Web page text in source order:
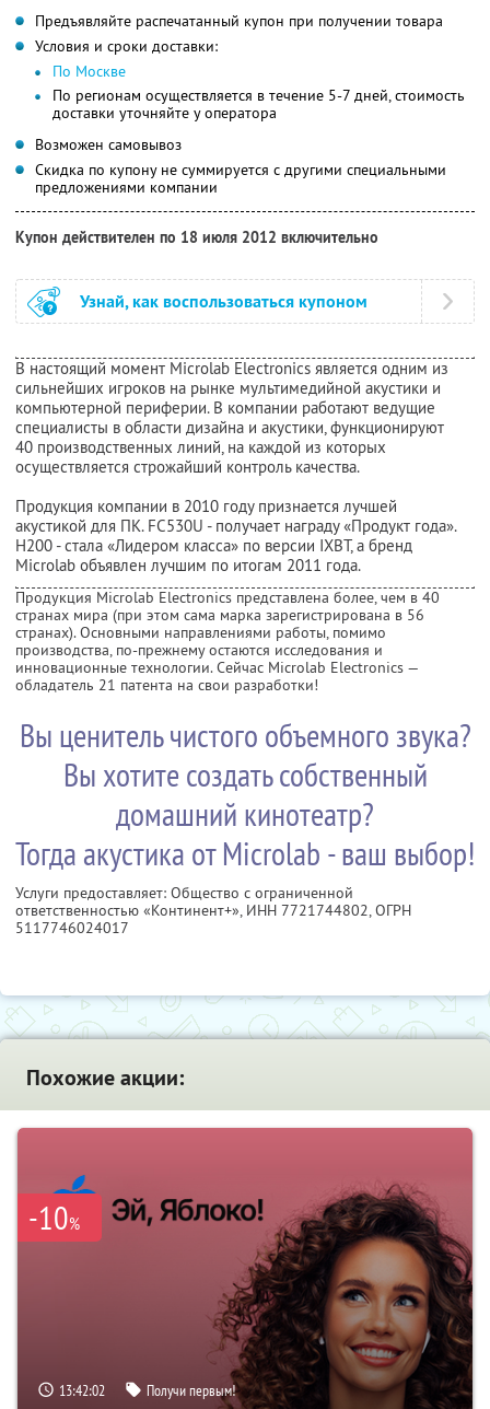
Предъявляйте распечатанный купон при получении товара
Условия и сроки доставки:
По Москве
По регионам осуществляется в течение 5-7 дней, стоимость
доставки уточняйте у оператора
Возможен самовывоз
Скидка по купону не суммируется с другими специальными
предложениями компании
Купон действителен по 18 июля 2012 включительно
Узнай, как воспользоваться купоном
В настоящий момент Microlab Electronics является одним из
сильнейших игроков на рынке мультимедийной акустики и
компьютерной периферии. В компании работают ведущие
специалисты в области дизайна и акустики, функционируют
40 производственных линий, на каждой из которых
осуществляется строжайший контроль качества.
Продукция компании в 2010 году признается лучшей
акустикой для ПК. FC530U - получает награду «Продукт года».
H200 - стала «Лидером класса» по версии IXBT, а бренд
Microlab объявлен лучшим по итогам 2011 года.
Продукция Microlab Electronics представлена более, чем в 40
странах мира (при этом сама марка зарегистрирована в 56
странах). Основными направлениями работы, помимо
производства, по-прежнему остаются исследования и
инновационные технологии. Сейчас Microlab Electronics —
обладатель 21 патента на свои разработки!
Вы ценитель чистого объемного звука?
Вы хотите создать собственный
домашний кинотеатр?
Тогда акустика от Microlab - ваш выбор!
Услуги предоставляет: Общество с ограниченной
ответственностью «Континент+», ИНН 7721744802, ОГРН
5117746024017
Похожие акции:
-10%
13:42:01 Получи первым!